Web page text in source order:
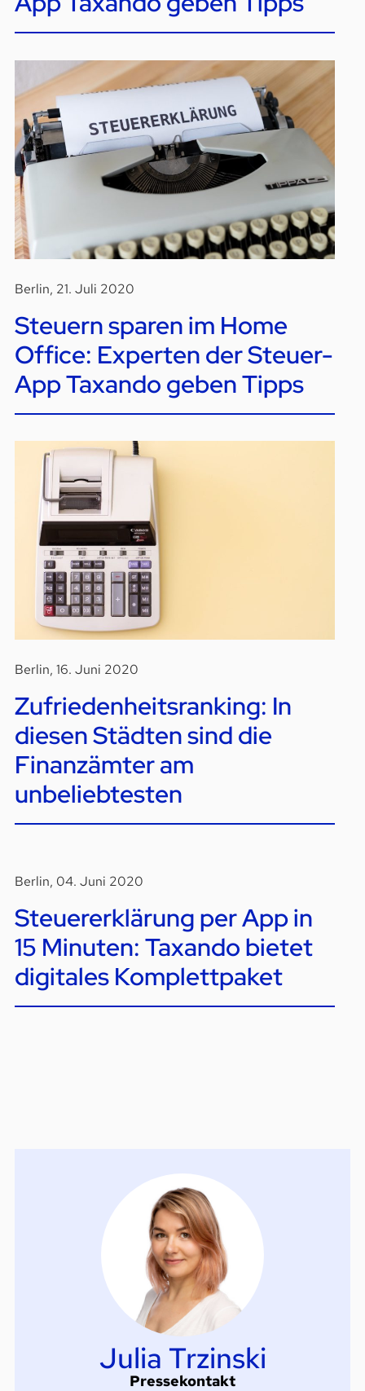
Berlin, 21. Juli 2020
Steuern sparen im Home
Office: Experten der Steuer-
App Taxando geben Tipps
Berlin, 16. Juni 2020
Zufriedenheitsranking: In
diesen Städten sind die
Finanzämter am
unbeliebtesten
Berlin, 04. Juni 2020
Steuererklärung per App in
15 Minuten: Taxando bietet
digitales Komplettpaket
Julia Trzinski
Pressekontakt